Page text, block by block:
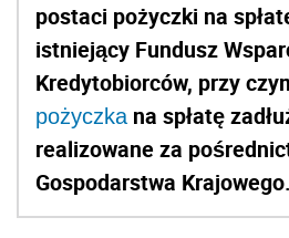
postaci pożyczki na
istniejący Fundusz
Kredytobiorców, przy
pożyczkana spłatę
realizowane za
Gospodarstwa Krajowego.